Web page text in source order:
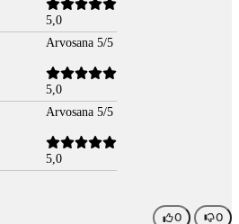
5,0
Arvosana 5/5
5,0
Arvosana 5/5
5,0
0 0